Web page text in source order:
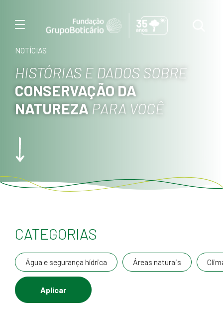
Menu
NOTÍCIAS
HISTÓRIAS E DADOS SOBRE
CONSERVAÇÃO DA
NATUREZA PARA VOCÊ
CATEGORIAS
Água e segurança hídrica Áreas naturais